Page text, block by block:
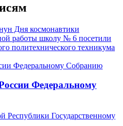
Дня космонавтики
работы школу № 6 посетили
политехнического техникума
Федеральному